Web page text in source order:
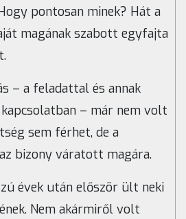
pontosan minek? Hát a
magának szabott egyfajta
– a feladattal és annak
– már nem volt
sem férhet, de a
bizony váratott magára.
évek után először ült neki
Nem akármiről volt